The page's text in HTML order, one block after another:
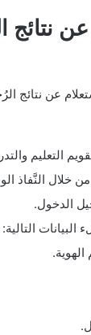
نتائج
عن نتائج
التعليم
خلال النَّفاذ
الدخول.
التالية: